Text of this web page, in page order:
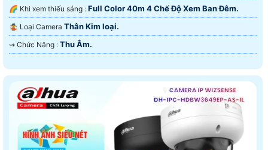
🌈 Khi xem thiếu sáng : Full Color 40m 4 Chế Độ Xem Ban Đêm.
🤹 Loại Camera Thân Kim loại.
️⇝ Chức Năng : Thu Âm.